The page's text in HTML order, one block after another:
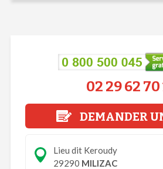
02 29 62 70
DEMANDER
Lieu dit Keroudy
29290 MILIZAC